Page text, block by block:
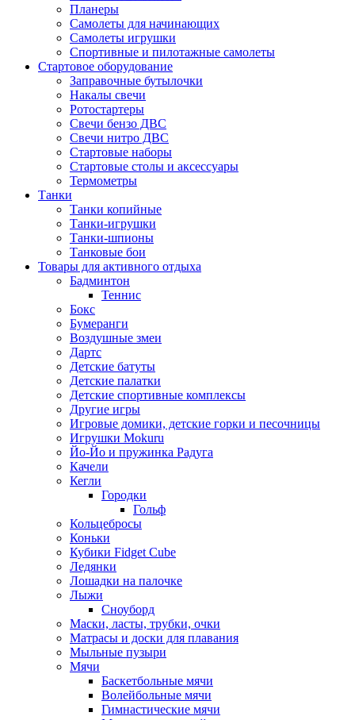
Планеры
Самолеты для начинающих
Самолеты игрушки
Спортивные и пилотажные самолеты
Стартовое оборудование
Заправочные бутылочки
Накалы свечи
Ротостартеры
Свечи бензо ДВС
Свечи нитро ДВС
Стартовые наборы
Стартовые столы и аксессуары
Термометры
Танки
Танки копийные
Танки-игрушки
Танки-шпионы
Танковые бои
Товары для активного отдыха
Бадминтон
Теннис
Бокс
Бумеранги
Воздушные змеи
Дартс
Детские батуты
Детские палатки
Детские спортивные комплексы
Другие игры
Игровые домики, детские горки и песочницы
Игрушки Mokuru
Йо-Йо и пружинка Радуга
Качели
Кегли
Городки
Гольф
Кольцебросы
Коньки
Кубики Fidget Cube
Ледянки
Лошадки на палочке
Лыжи
Сноуборд
Маски, ласты, трубки, очки
Матрасы и доски для плавания
Мыльные пузыри
Мячи
Баскетбольные мячи
Волейбольные мячи
Гимнастические мячи